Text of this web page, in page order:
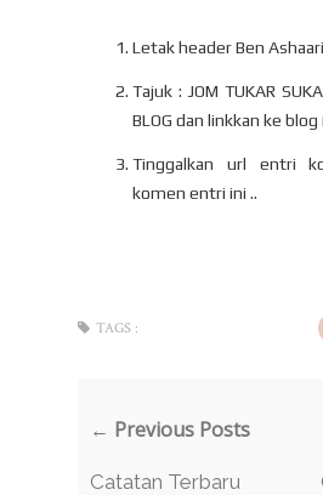
Letak header Ben
Tajuk : JOM TUKAR
BLOG dan linkkan ke blog
Tinggalkan url entri
komen entri ini ..
TAGS :
← Previous Posts
Catatan Terbaru